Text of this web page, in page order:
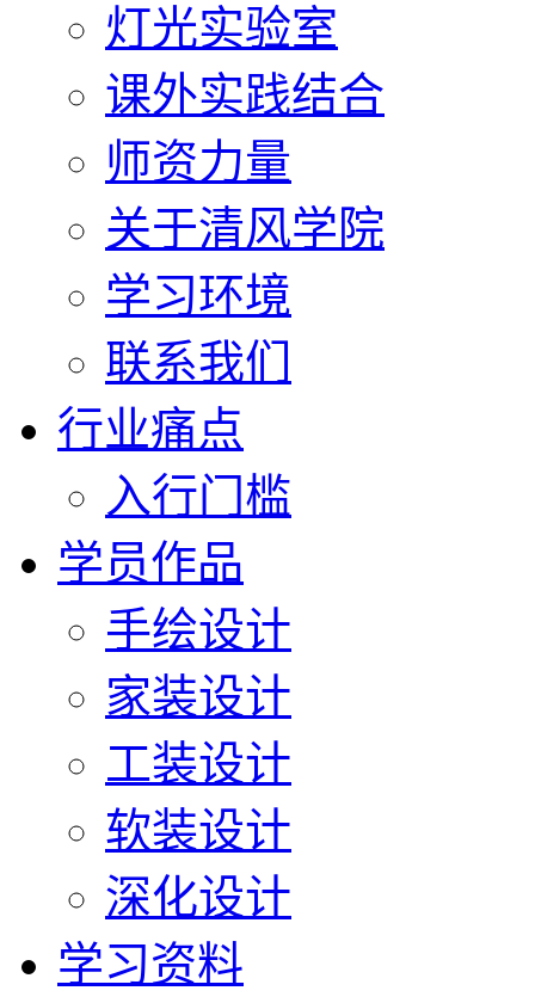
灯光实验室
课外实践结合
师资力量
关于清风学院
学习环境
联系我们
行业痛点
入行门槛
学员作品
手绘设计
家装设计
工装设计
软装设计
深化设计
学习资料